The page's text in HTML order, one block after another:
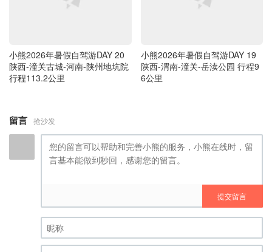
小熊2026年暑假自驾游DAY 20
陕西-潼关古城-河南-陕州地坑院
行程113.2公里
小熊2026年暑假自驾游DAY 19
陕西-渭南-潼关-岳渎公园 行程9
6公里
留言 抢沙发
提交留言
昵称 (必填)